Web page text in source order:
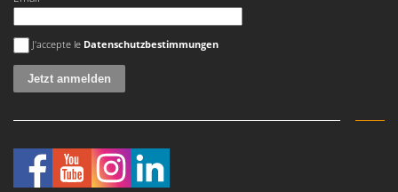
Es ist ein Fehler aufgetreten
J'accepte le Datenschutzbestimmungen